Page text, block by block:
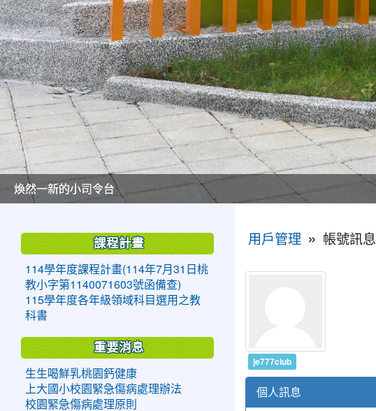
美麗的操場是我們活力的來源
美麗的操場是我們活力的來源
煥然一新的小司令台
煥然一新的小司令台
富含桃園埤塘田園風光意象的中廊
富含桃園埤塘田園風光意象的中廊
嶄新的中庭廣場
嶄新的中庭廣場
水生池生生不息
水生池生生不息
用戶管理 » 帳號訊息
je777club
個人訊息
課程計畫
114學年度課程計畫(114年7月31日桃
教小字第1140071603號函備查)
115學年度各年級領域科目選用之教
科書
重要消息
生生喝鮮乳桃園鈣健康
上大國小校園緊急傷病處理辦法
校園緊急傷病處理原則